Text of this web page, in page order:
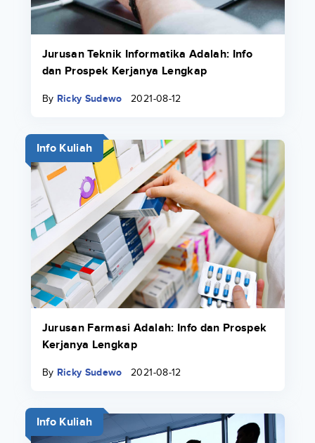
Jurusan Teknik Informatika Adalah: Info
dan Prospek Kerjanya Lengkap
By Ricky Sudewo 2021-08-12
Info Kuliah
Jurusan Farmasi Adalah: Info dan Prospek
Kerjanya Lengkap
By Ricky Sudewo 2021-08-12
Info Kuliah